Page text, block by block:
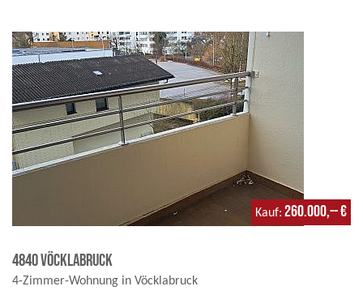
Kauf 260.000,-- €
4840 Vöcklabruck
4-Zimmer-Wohnung in Vöcklabruck